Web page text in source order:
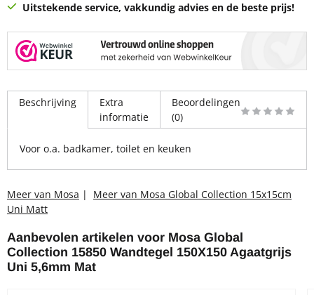
Uitstekende service, vakkundig advies en de beste prijs!
Beschrijving
Extra
informatie
Beoordelingen
(0)
Voor o.a. badkamer, toilet en keuken
Meer van Mosa | Meer van Mosa Global Collection 15x15cm
Uni Matt
Aanbevolen artikelen voor Mosa Global
Collection 15850 Wandtegel 150X150 Agaatgrijs
Uni 5,6mm Mat